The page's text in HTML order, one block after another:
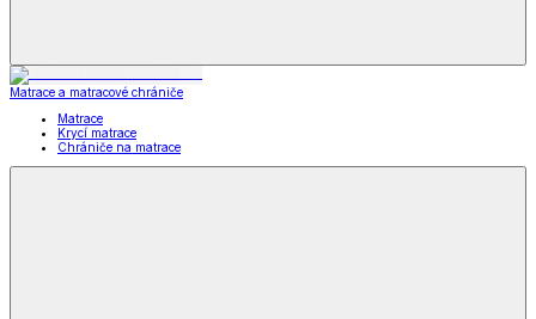
Matrace a matracové chrániče
Matrace
Krycí matrace
Chrániče na matrace